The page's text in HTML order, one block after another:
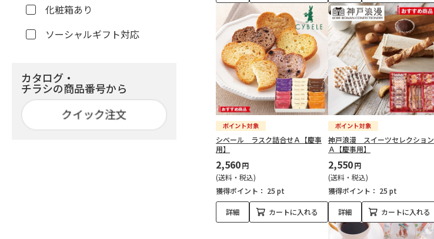
シベール ラスク詰合せＡ【慶事
用】
2,560円
(送料・税込)
獲得ポイント： 25 pt
詳細 カートに入れる
神戸浪漫 スイーツセレクション
Ａ【慶事用】
2,550円
(送料・税込)
獲得ポイント： 25 pt
詳細 カートに入れる
化粧箱あり
ソーシャルギフト対応
カタログ・
チラシの商品番号から